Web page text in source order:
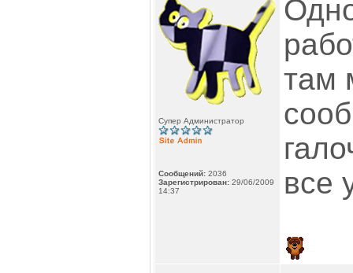
Супер Администратор
Сообщений: 2036
Зарегистрирован: 29/06/2009
14:37
там
все